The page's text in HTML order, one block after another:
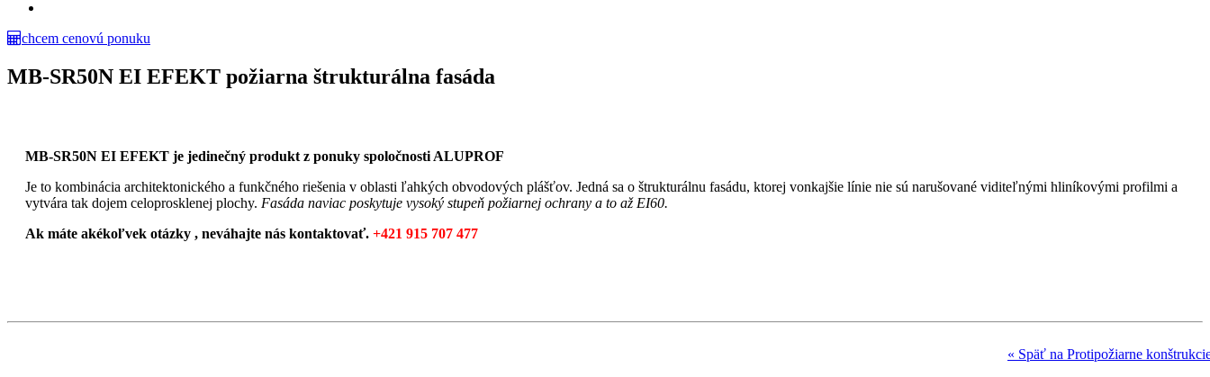
chcem cenovú ponuku
MB-SR50N EI EFEKT požiarna štrukturálna fasáda
MB-SR50N EI EFEKT je jedinečný produkt z ponuky spoločnosti ALUPROF
Je to kombinácia architektonického a funkčného riešenia v oblasti ľahkých obvodových plášťov. Jedná sa o štrukturálnu fasádu, ktorej vonkajšie línie nie sú narušované viditeľnými hliníkovými profilmi a
vytvára tak dojem celoprosklenej plochy. Fasáda naviac poskytuje vysoký stupeň požiarnej ochrany a to až EI60.
Ak máte akékoľvek otázky , neváhajte nás kontaktovať. +421 915 707 477
« Späť na Protipožiarne